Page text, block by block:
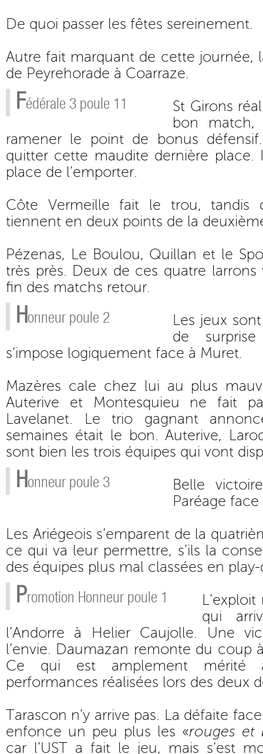
De quoi passer les fêtes sereinement.
Autre fait marquant de cette journée,
de Peyrehorade à Coarraze.
Fédérale 3 poule 11
St Girons
bon
ramener le point de bonus
quitter cette maudite dernière place.
place de l’emporter.
Côte Vermeille fait le trou, tandis
tiennent en deux points de la
Pézenas, Le Boulou, Quillan et le
très près. Deux de ces quatre
fin des matchs retour.
Honneur poule 2
Les jeux
de
s’impose logiquement face à Muret.
Mazères cale chez lui au plus
Auterive et Montesquieu ne fait
Lavelanet. Le trio gagnant
semaines était le bon. Auterive,
sont bien les trois équipes qui vont
Honneur poule 3
Belle
Paréage
Les Ariégeois s’emparent de la
ce qui va leur permettre, s’ils la
des équipes plus mal classées en
Promotion Honneur poule 1
qui
l’Andorre à Helier Caujolle. Une
l’envie. Daumazan remonte du coup
Ce qui est amplement
performances réalisées lors des deux
Tarascon n’y arrive pas. La défaite
enfonce un peu plus les «rouges et
car l’UST a fait le jeu, mais s’est